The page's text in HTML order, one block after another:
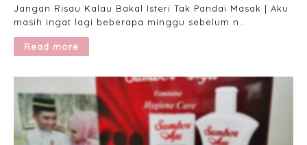
Jangan Risau Kalau Bakal Isteri Tak Pandai Masak | Aku
masih ingat lagi beberapa minggu sebelum n…
Read more